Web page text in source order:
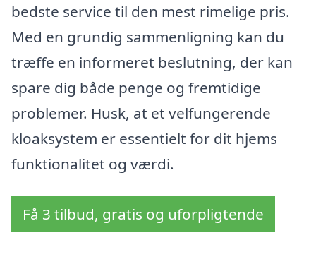
bedste service til den mest rimelige pris.
Med en grundig sammenligning kan du
træffe en informeret beslutning, der kan
spare dig både penge og fremtidige
problemer. Husk, at et velfungerende
kloaksystem er essentielt for dit hjems
funktionalitet og værdi.
Få 3 tilbud, gratis og uforpligtende